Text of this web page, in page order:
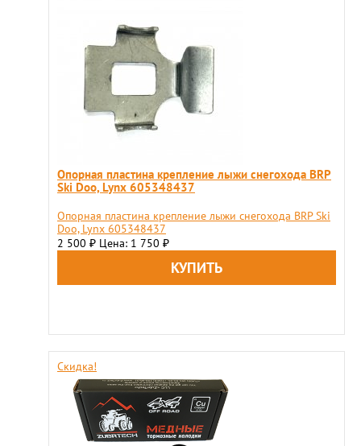
Опорная пластина крепление лыжи снегохода BRP
Ski Doo, Lynx 605348437
Опорная пластина крепление лыжи снегохода BRP Ski
Doo, Lynx 605348437
2 500 ₽ Цена: 1 750 ₽
Скидка!